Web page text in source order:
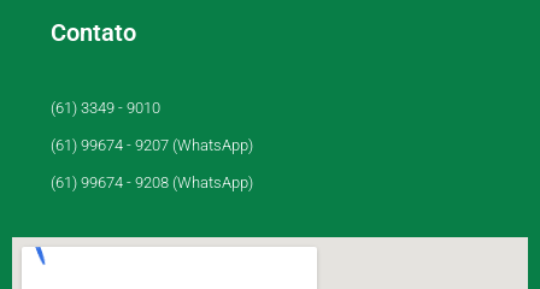
Contato
(61) 3349 - 9010
(61) 99674 - 9207 (WhatsApp)
(61) 99674 - 9208 (WhatsApp)